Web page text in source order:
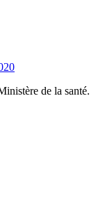
de la santé.